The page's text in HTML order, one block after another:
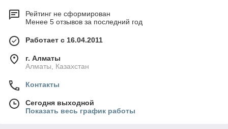
Рейтинг не сформирован
Менее 5 отзывов за последний год
Работает с 16.04.2011
г. Алматы
Алматы, Казахстан
Контакты
Сегодня выходной
Показать весь график работы